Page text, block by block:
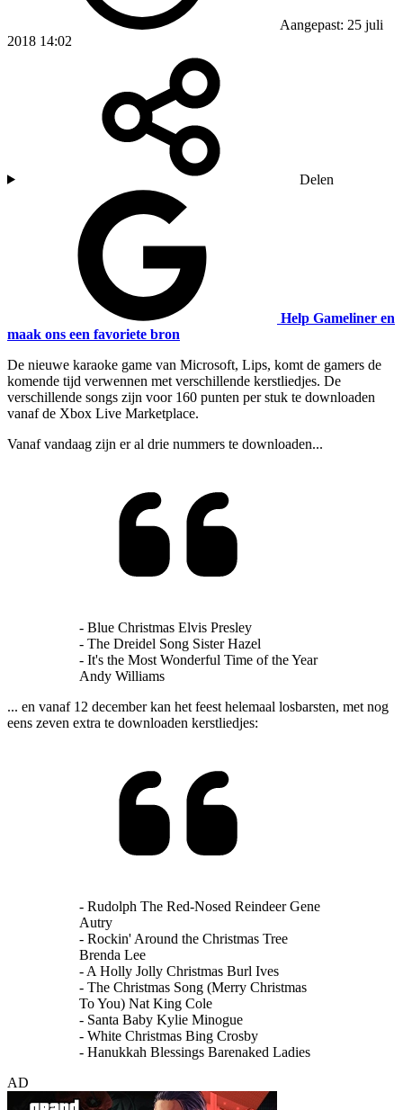
Aangepast: 25 juli
2018 14:02
Delen
Help Gameliner en
maak ons een favoriete bron
De nieuwe karaoke game van Microsoft, Lips, komt de gamers de
komende tijd verwennen met verschillende kerstliedjes. De
verschillende songs zijn voor 160 punten per stuk te downloaden
vanaf de Xbox Live Marketplace.
Vanaf vandaag zijn er al drie nummers te downloaden...
- Blue Christmas Elvis Presley
- The Dreidel Song Sister Hazel
- It's the Most Wonderful Time of the Year
Andy Williams
... en vanaf 12 december kan het feest helemaal losbarsten, met nog
eens zeven extra te downloaden kerstliedjes:
- Rudolph The Red-Nosed Reindeer Gene
Autry
- Rockin' Around the Christmas Tree
Brenda Lee
- A Holly Jolly Christmas Burl Ives
- The Christmas Song (Merry Christmas
To You) Nat King Cole
- Santa Baby Kylie Minogue
- White Christmas Bing Crosby
- Hanukkah Blessings Barenaked Ladies
AD